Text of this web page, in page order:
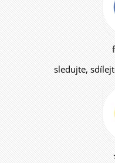
sledujte,